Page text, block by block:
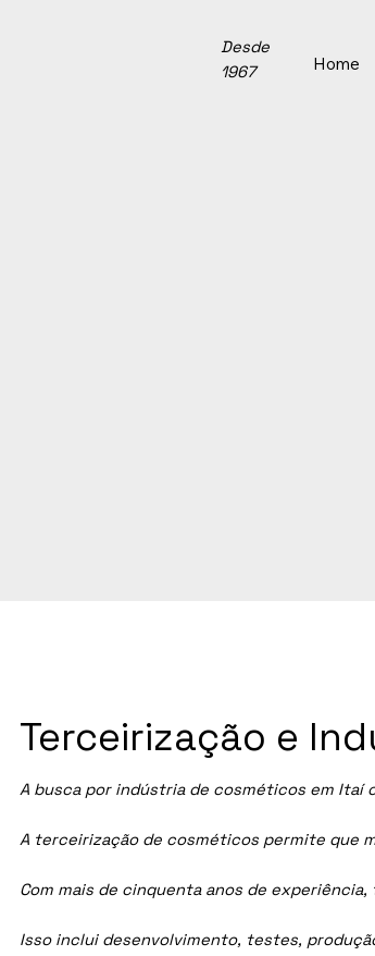
Home
Desde
1967
A busca por indústria de cosméticos em Itaí
A terceirização de cosméticos permite que
Com mais de cinquenta anos de
Isso inclui desenvolvimento, testes,
Terceirização e